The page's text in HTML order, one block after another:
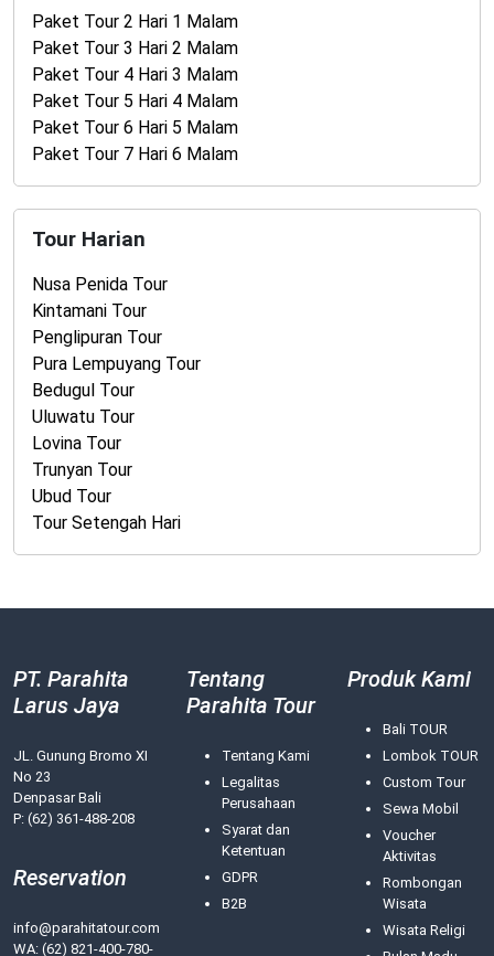
Paket Tour 2 Hari 1 Malam
Paket Tour 3 Hari 2 Malam
Paket Tour 4 Hari 3 Malam
Paket Tour 5 Hari 4 Malam
Paket Tour 6 Hari 5 Malam
Paket Tour 7 Hari 6 Malam
Tour Harian
Nusa Penida Tour
Kintamani Tour
Penglipuran Tour
Pura Lempuyang Tour
Bedugul Tour
Uluwatu Tour
Lovina Tour
Trunyan Tour
Ubud Tour
Tour Setengah Hari
PT. Parahita
Larus Jaya
JL. Gunung Bromo XI
No 23
Denpasar Bali
P: (62) 361-488-208
Reservation
info@parahitatour.com
WA: (62) 821-400-780-
Tentang
Parahita Tour
Tentang Kami
Legalitas
Perusahaan
Syarat dan
Ketentuan
GDPR
B2B
Produk Kami
Bali TOUR
Lombok TOUR
Custom Tour
Sewa Mobil
Voucher
Aktivitas
Rombongan
Wisata
Wisata Religi